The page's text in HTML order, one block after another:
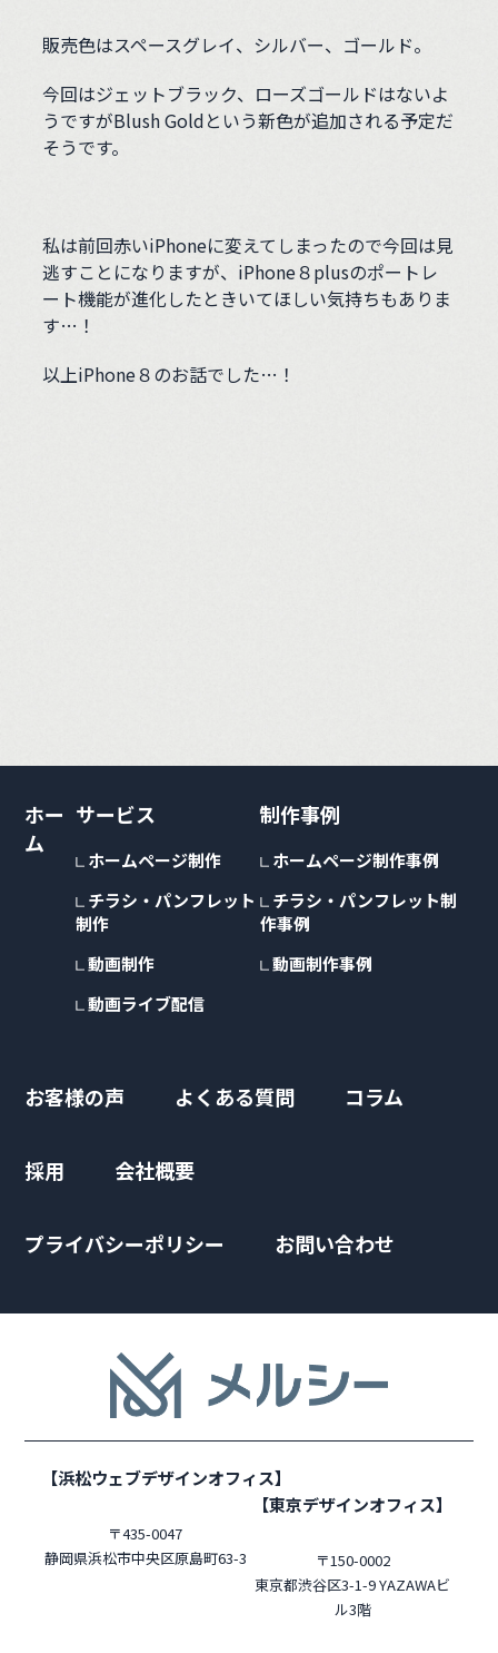
販売色はスペースグレイ、シルバー、ゴールド。
今回はジェットブラック、ローズゴールドはないよ
うですがBlush Goldという新色が追加される予定だ
そうです。
私は前回赤いiPhoneに変えてしまったので今回は見
逃すことになりますが、iPhone８plusのポートレ
ート機能が進化したときいてほしい気持ちもありま
す…！
以上iPhone８のお話でした…！
ホー
ム
サービス
ホームページ制作
チラシ・パンフレット
制作
動画制作
動画ライブ配信
制作事例
ホームページ制作事例
チラシ・パンフレット制
作事例
動画制作事例
お客様の声 よくある質問 コラム
採用 会社概要
プライバシーポリシー お問い合わせ
【浜松ウェブデザインオフィス】
〒435-0047
静岡県浜松市中央区原島町63-3
【東京デザインオフィス】
〒150-0002
東京都渋谷区3-1-9 YAZAWAビ
ル3階